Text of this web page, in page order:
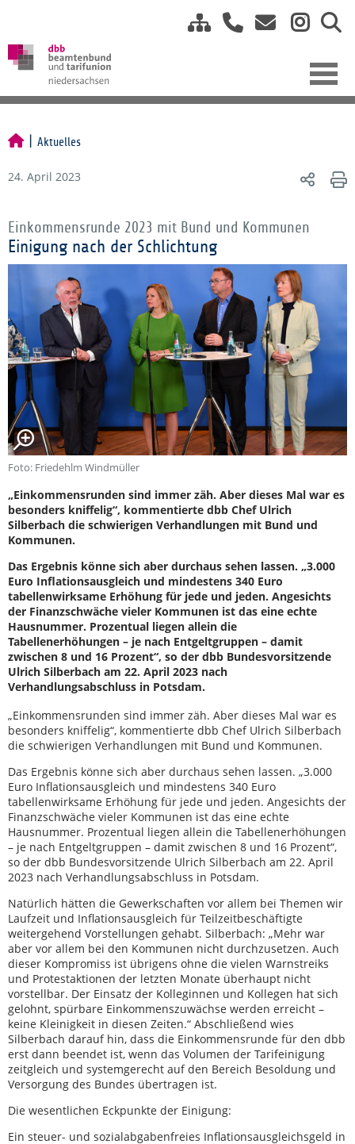
Aktuelles
24. April 2023
Einkommensrunde 2023 mit Bund und Kommunen
Einigung nach der Schlichtung
Foto: Friedehlm Windmüller
„Einkommensrunden sind immer zäh. Aber dieses Mal war es
besonders kniffelig“, kommentierte dbb Chef Ulrich
Silberbach die schwierigen Verhandlungen mit Bund und
Kommunen.
Das Ergebnis könne sich aber durchaus sehen lassen. „3.000
Euro Inflationsausgleich und mindestens 340 Euro
tabellenwirksame Erhöhung für jede und jeden. Angesichts
der Finanzschwäche vieler Kommunen ist das eine echte
Hausnummer. Prozentual liegen allein die
Tabellenerhöhungen – je nach Entgeltgruppen – damit
zwischen 8 und 16 Prozent“, so der dbb Bundesvorsitzende
Ulrich Silberbach am 22. April 2023 nach
Verhandlungsabschluss in Potsdam.
„Einkommensrunden sind immer zäh. Aber dieses Mal war es
besonders kniffelig“, kommentierte dbb Chef Ulrich Silberbach
die schwierigen Verhandlungen mit Bund und Kommunen.
Das Ergebnis könne sich aber durchaus sehen lassen. „3.000
Euro Inflationsausgleich und mindestens 340 Euro
tabellenwirksame Erhöhung für jede und jeden. Angesichts der
Finanzschwäche vieler Kommunen ist das eine echte
Hausnummer. Prozentual liegen allein die Tabellenerhöhungen
– je nach Entgeltgruppen – damit zwischen 8 und 16 Prozent“,
so der dbb Bundesvorsitzende Ulrich Silberbach am 22. April
2023 nach Verhandlungsabschluss in Potsdam.
Natürlich hätten die Gewerkschaften vor allem bei Themen wir
Laufzeit und Inflationsausgleich für Teilzeitbeschäftigte
weitergehend Vorstellungen gehabt. Silberbach: „Mehr war
aber vor allem bei den Kommunen nicht durchzusetzen. Auch
dieser Kompromiss ist übrigens ohne die vielen Warnstreiks
und Protestaktionen der letzten Monate überhaupt nicht
vorstellbar. Der Einsatz der Kolleginnen und Kollegen hat sich
gelohnt, spürbare Einkommenszuwächse werden erreicht –
keine Kleinigkeit in diesen Zeiten.“ Abschließend wies
Silberbach darauf hin, dass die Einkommensrunde für den dbb
erst dann beendet ist, wenn das Volumen der Tarifeinigung
zeitgleich und systemgerecht auf den Bereich Besoldung und
Versorgung des Bundes übertragen ist.
Die wesentlichen Eckpunkte der Einigung:
Ein steuer- und sozialabgabenfreies Inflationsausgleichsgeld in